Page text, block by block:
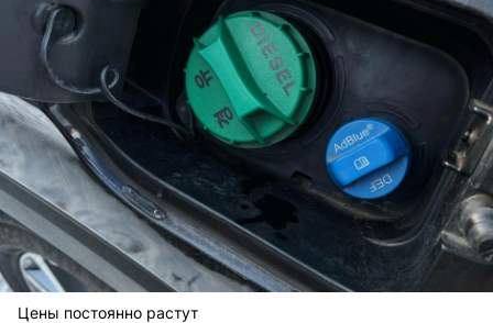
Цены постоянно растут